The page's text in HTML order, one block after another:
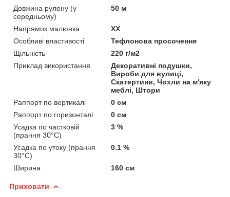
Довжина рулону (у
середньому)
50 м
Напрямок малюнка
XX
Особливі властивості
Тефлонова просочення
Щільність
220 г/м2
Приклад використання
Декоративні подушки,
Вироби для вулиці,
Скатертини, Чохли на м'яку
меблі, Штори
Раппорт по вертикалі
0 см
Раппорт по горизонталі
0 см
Усадка по частковій
(прання 30°C)
3 %
Усадка по утоку (прання
30°C)
0.1 %
Ширина 160 см
Приховати